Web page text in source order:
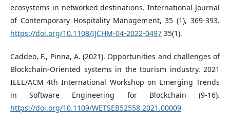
ecosystems in networked destinations. International Journal
of Contemporary Hospitality Management, 35 (1), 369-393.
https://doi.org/10.1108/IJCHM-04-2022-0497 35(1).
Caddeo, F., Pinna, A. (2021). Opportunities and challenges of
Blockchain-Oriented systems in the tourism industry. 2021
IEEE/ACM 4th International Workshop on Emerging Trends
in Software Engineering for Blockchain (9-16).
https://doi.org/10.1109/WETSEB52558.2021.00009